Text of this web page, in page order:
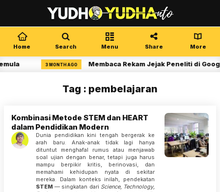
Home Search Menu Share More
3 MONTH AGO Membaca Rekam Jejak Peneliti di
Tag : pembelajaran
Kombinasi Metode STEM dan HEART
dalam Pendidikan Modern
Dunia pendidikan kini tengah bergerak ke
arah baru. Anak-anak tidak lagi hanya
dituntut menghafal rumus atau menjawab
soal ujian dengan benar, tetapi juga harus
mampu berpikir kritis, berinovasi, dan
memahami kehidupan nyata di sekitar
mereka. Dalam konteks inilah, pendekatan
STEM — singkatan dari Science, Technology,